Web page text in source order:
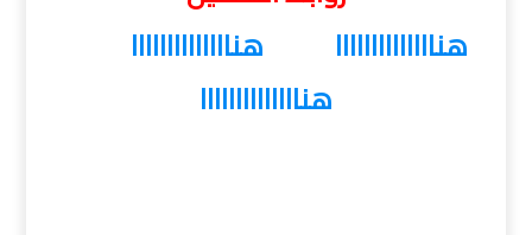
هناااااااااااااا
هناااااااااااااا
هناااااااااااااا